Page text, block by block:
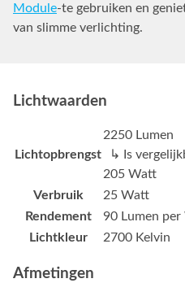
Module-te gebruiken en
van slimme verlichting.
Lichtwaarden
Lichtopbrengst
2250 Lumen
↳ Is
205 Watt
Verbruik
25 Watt
Rendement
90 Lumen
Lichtkleur
2700 Kelvin
Afmetingen